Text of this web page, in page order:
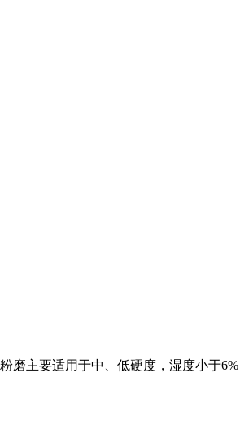
磨主要适用于中、低硬度，湿度小于